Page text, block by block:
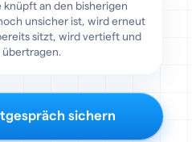
knüpft an den bisherigen
unsicher ist, wird erneut
sitzt, wird vertieft und
übertragen.
sichern